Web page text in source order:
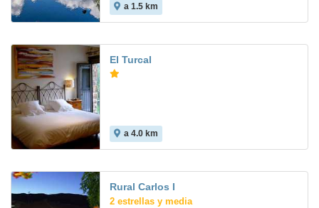
a 1.5 km
El Turcal
a 4.0 km
Rural Carlos I
2 estrellas y media